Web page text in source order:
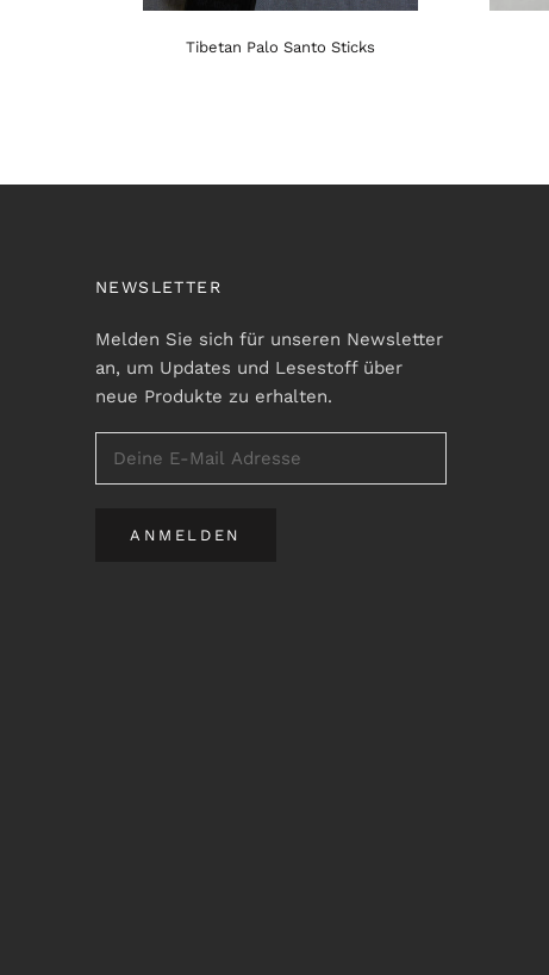
Tibetan Palo Santo Sticks
NEWSLETTER
Melden Sie sich für unseren Newsletter
an, um Updates und Lesestoff über
neue Produkte zu erhalten.
ANMELDEN